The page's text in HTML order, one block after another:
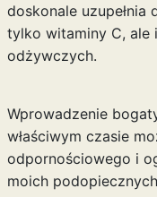
doskonale uzupełnia
tylko witaminy C, ale
odżywczych.
Wprowadzenie
właściwym czasie
odpornościowego i
moich